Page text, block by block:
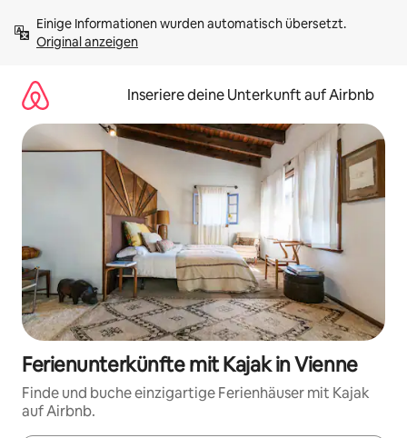
Inhalten
springenOriginal anzeigen
Inseriere deine Unterkunft auf Airbnb
Ferienunterkünfte mit Kajak in Vienne
Finde und buche einzigartige Ferienhäuser mit Kajak
auf Airbnb.